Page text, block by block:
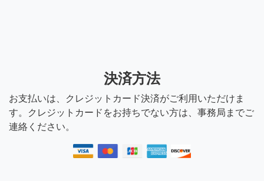
決済方法
お支払いは、クレジットカード決済がご利用いただけま
す。クレジットカードをお持ちでない方は、事務局までご
連絡ください。